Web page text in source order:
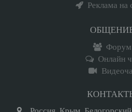
Реклама на
Форум
Онлайн